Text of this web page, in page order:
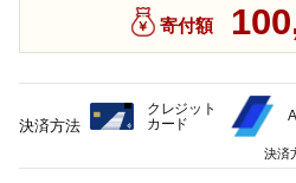
寄付額
決済方法
クレジット
カード
決済